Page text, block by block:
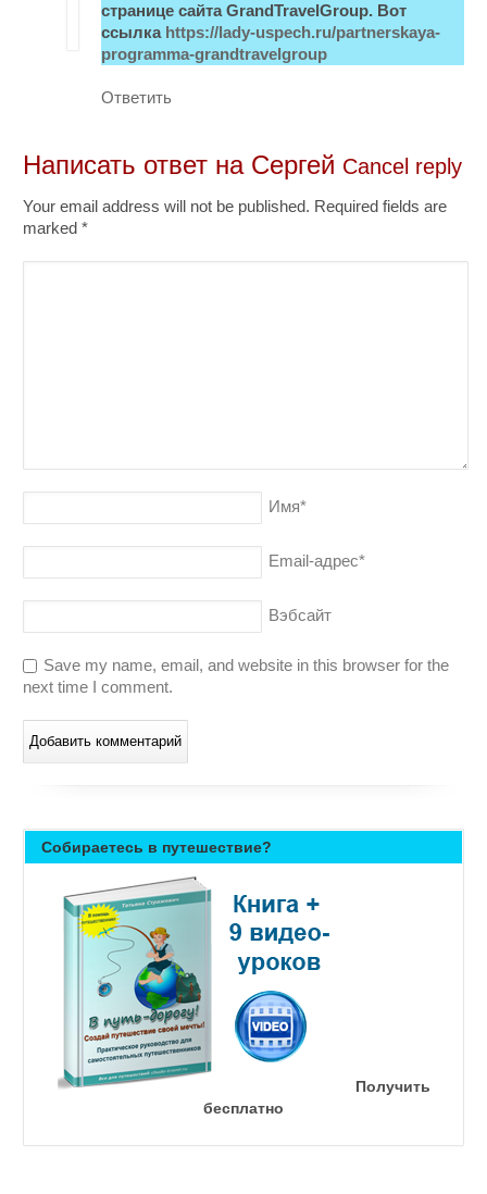
странице сайта GrandTravelGroup. Вот
ссылка https://lady-uspech.ru/partnerskaya-
programma-grandtravelgroup
Ответить
Написать ответ на Сергей Cancel reply
Your email address will not be published. Required fields are
marked*
Имя*
Email-адрес*
Вэбсайт
Save my name, email, and website in this browser for the
next time I comment.
Собираетесь в путешествие?
Получить
бесплатно